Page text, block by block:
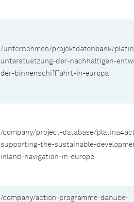
/unternehmen/projektdatenbank/
unterstuetzung-der-nachhaltigen-
der-binnenschifffahrt-in-europa
/company/project-database/
supporting-the-sustainable-
inland-navigation-in-europe
/company/action-programme-danube-